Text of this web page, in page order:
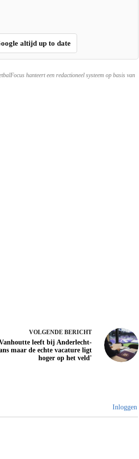
altijd up to date
hanteert een redactioneel systeem op basis van
VOLGENDE BERICHT
leeft bij Anderlecht-
maar de echte vacature ligt
hoger op het veld'
Inloggen